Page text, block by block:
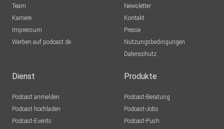
Team
Karriere
Impressum
Werben auf podcast.de
Newsletter
Kontakt
Presse
Nutzungsbedingungen
Datenschutz
Dienst
Podcast anmelden
Podcast hochladen
Podcast-Events
Produkte
Podcast-Beratung
Podcast-Jobs
Podcast-Push